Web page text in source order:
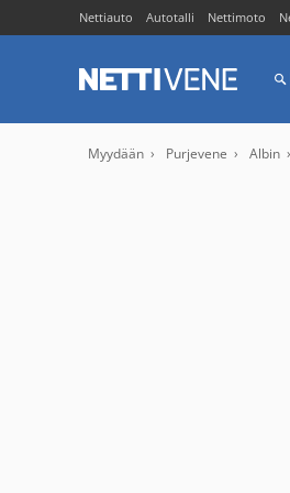
Nettiauto Autotalli Nettimoto
Myydään Purjevene Albin